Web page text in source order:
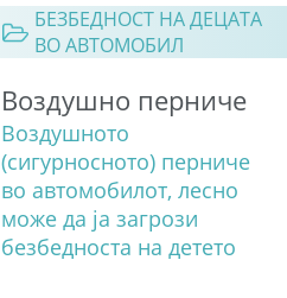
БЕЗБЕДНОСТ НА ДЕЦАТА
ВО АВТОМОБИЛ
Воздушно перниче
Воздушното
(сигурносното) перниче
во автомобилот, лесно
може да ја загрози
безбедноста на детето